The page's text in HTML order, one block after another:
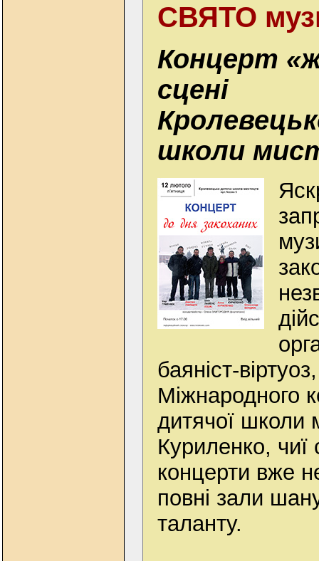
СВЯТО
Концерт
сцені
школи
баяніст-
Міжнародного
дитячої школи
Куриленко, чиї
концерти вже
повні зали
таланту.